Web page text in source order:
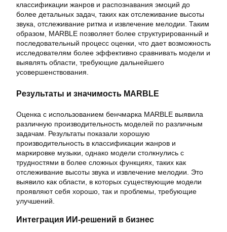
классификации жанров и распознавания эмоций до
более детальных задач, таких как отслеживание высоты
звука, отслеживание ритма и извлечение мелодии. Таким
образом, MARBLE позволяет более структурированный и
последовательный процесс оценки, что дает возможность
исследователям более эффективно сравнивать модели и
выявлять области, требующие дальнейшего
усовершенствования.
Результаты и значимость MARBLE
Оценка с использованием бенчмарка MARBLE выявила
различную производительность моделей по различным
задачам. Результаты показали хорошую
производительность в классификации жанров и
маркировке музыки, однако модели столкнулись с
трудностями в более сложных функциях, таких как
отслеживание высоты звука и извлечение мелодии. Это
выявило как области, в которых существующие модели
проявляют себя хорошо, так и проблемы, требующие
улучшений.
Интеграция ИИ-решений в бизнес